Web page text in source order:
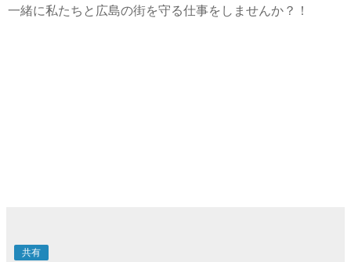
一緒に私たちと広島の街を守る仕事をしませんか？！
共有